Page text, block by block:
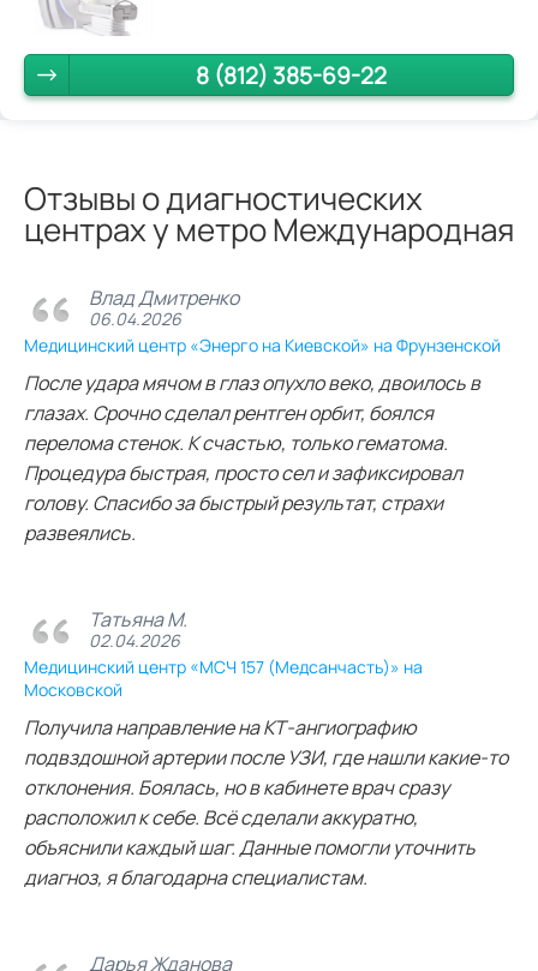
8 (812) 385-69-22
Отзывы о диагностических
центрах у метро Международная
Влад Дмитренко
06.04.2026
Медицинский центр «Энерго на Киевской» на Фрунзенской
После удара мячом в глаз опухло веко, двоилось в
глазах. Срочно сделал рентген орбит, боялся
перелома стенок. К счастью, только гематома.
Процедура быстрая, просто сел и зафиксировал
голову. Спасибо за быстрый результат, страхи
развеялись.
Татьяна М.
02.04.2026
Медицинский центр «МСЧ 157 (Медсанчасть)» на
Московской
Получила направление на КТ‑ангиографию
подвздошной артерии после УЗИ, где нашли какие‑то
отклонения. Боялась, но в кабинете врач сразу
расположил к себе. Всё сделали аккуратно,
объяснили каждый шаг. Данные помогли уточнить
диагноз, я благодарна специалистам.
Дарья Жданова